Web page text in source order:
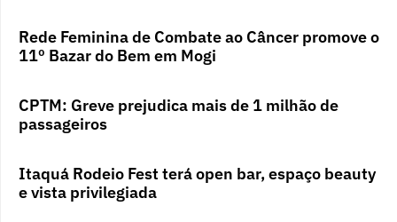
Rede Feminina de Combate ao Câncer promove o
11º Bazar do Bem em Mogi
CPTM: Greve prejudica mais de 1 milhão de
passageiros
Itaquá Rodeio Fest terá open bar, espaço beauty
e vista privilegiada